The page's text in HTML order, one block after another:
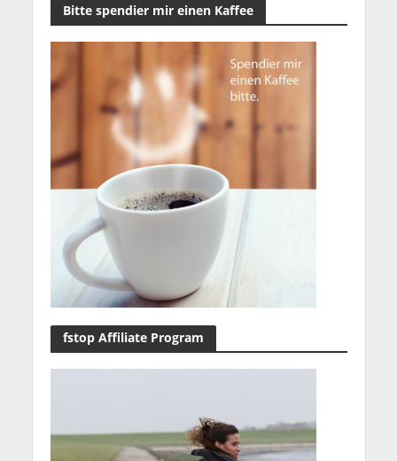
Bitte spendier mir einen Kaffee
fstop Affiliate Program